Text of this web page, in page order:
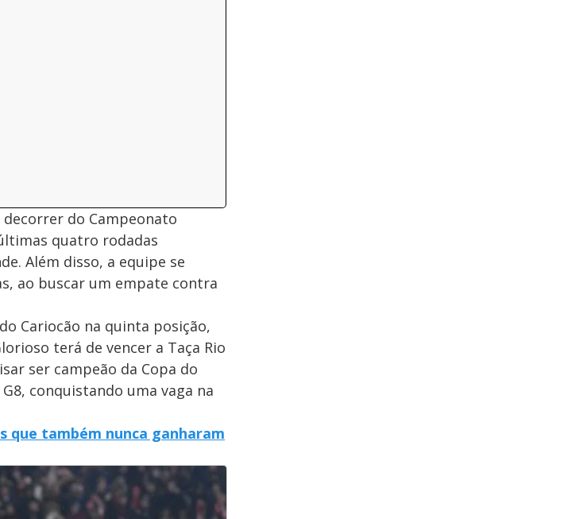
do Campeonato
quatro rodadas
Além disso, a equipe se
ao buscar um empate contra
Cariocão na quinta posição,
terá de vencer a Taça Rio
ser campeão da Copa do
conquistando uma vaga na
que também nunca ganharam